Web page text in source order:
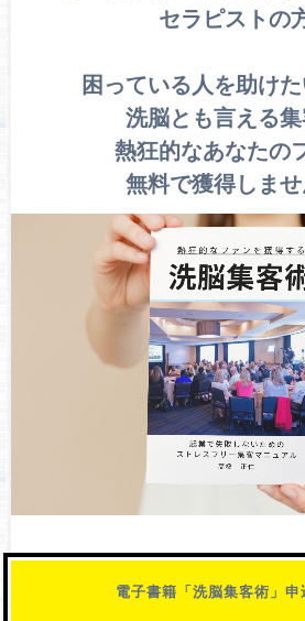
セラピストの
困っている人を助けた
洗脳とも言える
熱狂的なあなたの
無料で獲得しませ
電子書籍「洗脳集客術」申